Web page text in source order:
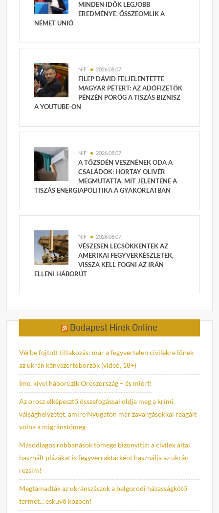
MINDEN IDŐK LEGJOBB
EREDMÉNYE, ÖSSZEOMLIK A
NÉMET UNIÓ
NIF 2026.08.07.
FILEP DÁVID FELJELENTETTE
MAGYAR PÉTERT: AZ ADÓFIZETŐK
PÉNZÉN PÖRÖG A TISZÁS BIZNISZ
A YOUTUBE-ON
NIF 2026.08.07.
A TŐZSDÉN VESZNÉNEK ODA A
CSALÁDOK: HORTAY OLIVÉR
MEGMUTATTA, MIT JELENTENE A
TISZÁS ENERGIAPOLITIKA A GYAKORLATBAN
NIF 2026.08.07.
VÉSZESEN LECSÖKKENTEK AZ
AMERIKAI FEGYVERKÉSZLETEK,
VISSZA KELL FOGNI AZ IRÁN
ELLENI HÁBORÚT
Budapest Hírek Online
Vérbe fojtott tiltakozás: már a fegyvertelen civilekre lőnek
az ukrán kényszertoborzók (videó, 18+)
Íme, kivel háborúzik Oroszország – és miért!
Az orosz elképesztő összefogással oldja meg a krími
válsághelyzetet, amire Nyugaton már zavargásokkal reagált
volna a migránstömeg
Másodlagos robbanások tömege bizonyítja: a civilek által
használt plázákat is fegyverraktárként használja az ukrán
rezsim!
Megtámadták az ukránszászok a belgorodi házasságkötő
termet... esküvő közben!